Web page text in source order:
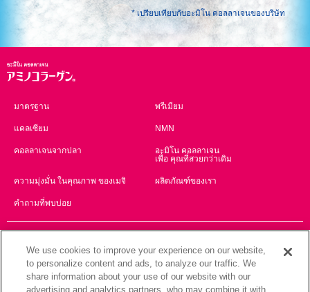
* เปรียบเทียบกับอะมิโน คอลลาเจนของบริษัท
มาตรฐาน พรีเมียม
แคลเซียม NMN
คอลลาเจนจากปลา
อะมิโน คอลลาเจน
เพื่อ คุณที่สวยกว่าเดิม
ความมุ่งมั่น ในคุณภาพ ของเมจิ ผลิตภัณฑ์ของเรา
คำถามที่พบบ่อย
English 简体中文
繁體中文 ภาษาไทย
We use cookies to improve your experience on our website,
to personalize content and ads, to analyze our traffic. We
share information about your use of our website with our
advertising and analytics partners, who may combine it with